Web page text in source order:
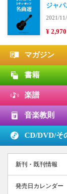
ジャ
2021/
¥ 2,970
マガジン
書籍
楽譜
音楽教則
CD/DVD/そ
新刊・既刊情報
発売日カレンダー